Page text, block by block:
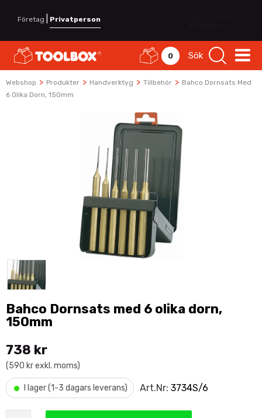
Företag Privatperson
0 Sök
Webshop > Produkter > Handverktyg > Tillbehör > Bahco Dornsats Med
6 Olika Dorn, 150mm
Bahco Dornsats med 6 olika dorn,
150mm
738 kr
(590 kr exkl. moms)
• I lager (1-3 dagars leverans) Art.Nr: 3734S/6